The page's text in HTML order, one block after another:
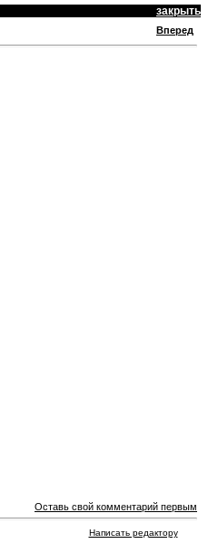
закрыть
Вперед
Оставь свой комментарий первым
Написать редактору